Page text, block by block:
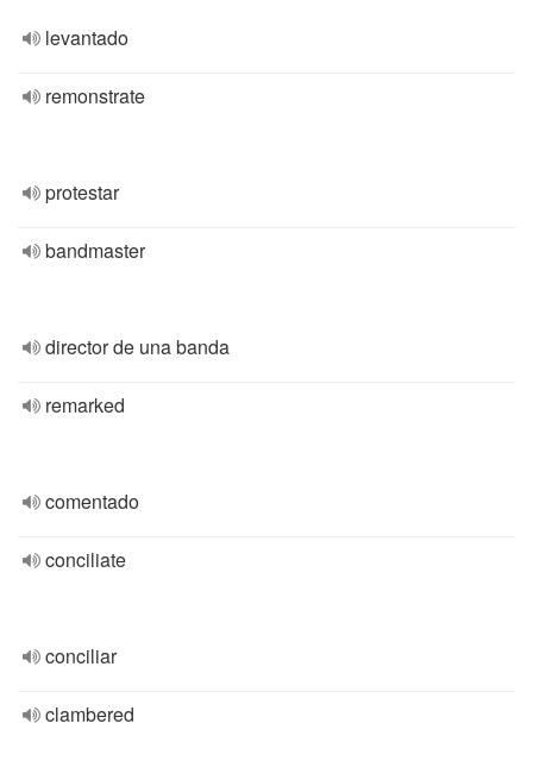
levantado
remonstrate
protestar
bandmaster
director de una banda
remarked
comentado
conciliate
conciliar
clambered